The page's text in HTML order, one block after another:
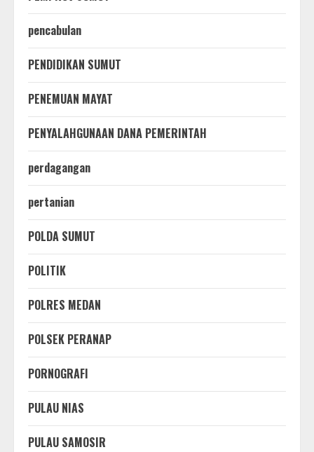
pencabulan
PENDIDIKAN SUMUT
PENEMUAN MAYAT
PENYALAHGUNAAN DANA PEMERINTAH
perdagangan
pertanian
POLDA SUMUT
POLITIK
POLRES MEDAN
POLSEK PERANAP
PORNOGRAFI
PULAU NIAS
PULAU SAMOSIR